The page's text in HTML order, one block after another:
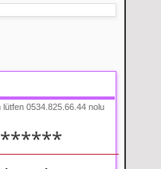
lütfen 0534.825.66.44 nolu